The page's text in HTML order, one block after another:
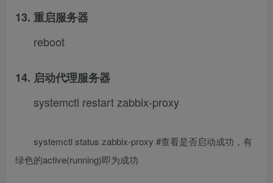
13. 重启服务器
reboot
14. 启动代理服务器
systemctl restart zabbix-proxy
systemctl status zabbix-proxy #查看是否启动成功，有
绿色的active(running)即为成功